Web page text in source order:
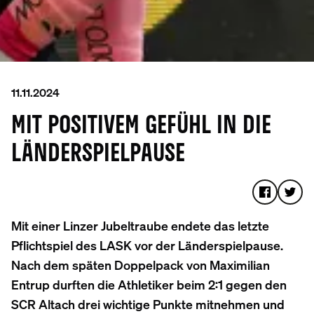
11.11.2024
MIT POSITIVEM GEFÜHL IN DIE
LÄNDERSPIELPAUSE
Mit einer Linzer Jubeltraube endete das letzte
Pflichtspiel des LASK vor der Länderspielpause.
Nach dem späten Doppelpack von Maximilian
Entrup durften die Athletiker beim 2:1 gegen den
SCR Altach drei wichtige Punkte mitnehmen und